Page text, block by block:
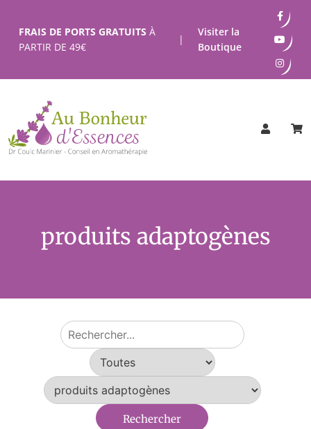
contenu
FRAIS DE PORTS GRATUITS À
PARTIR DE 49€
|
Visiter la
Boutique
produits adaptogènes